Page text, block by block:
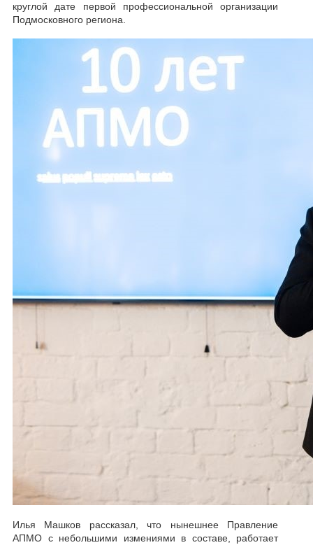
круглой дате первой профессиональной организации
Подмосковного региона.
Илья Машков рассказал, что нынешнее Правление
АПМО с небольшими измениями в составе, работает